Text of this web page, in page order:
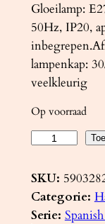
Gloeilamp:
50Hz, IP20,
lampenkap:
veelkleurig
Op voorraad
n
g
l
SKU:
Categorie:
Serie: